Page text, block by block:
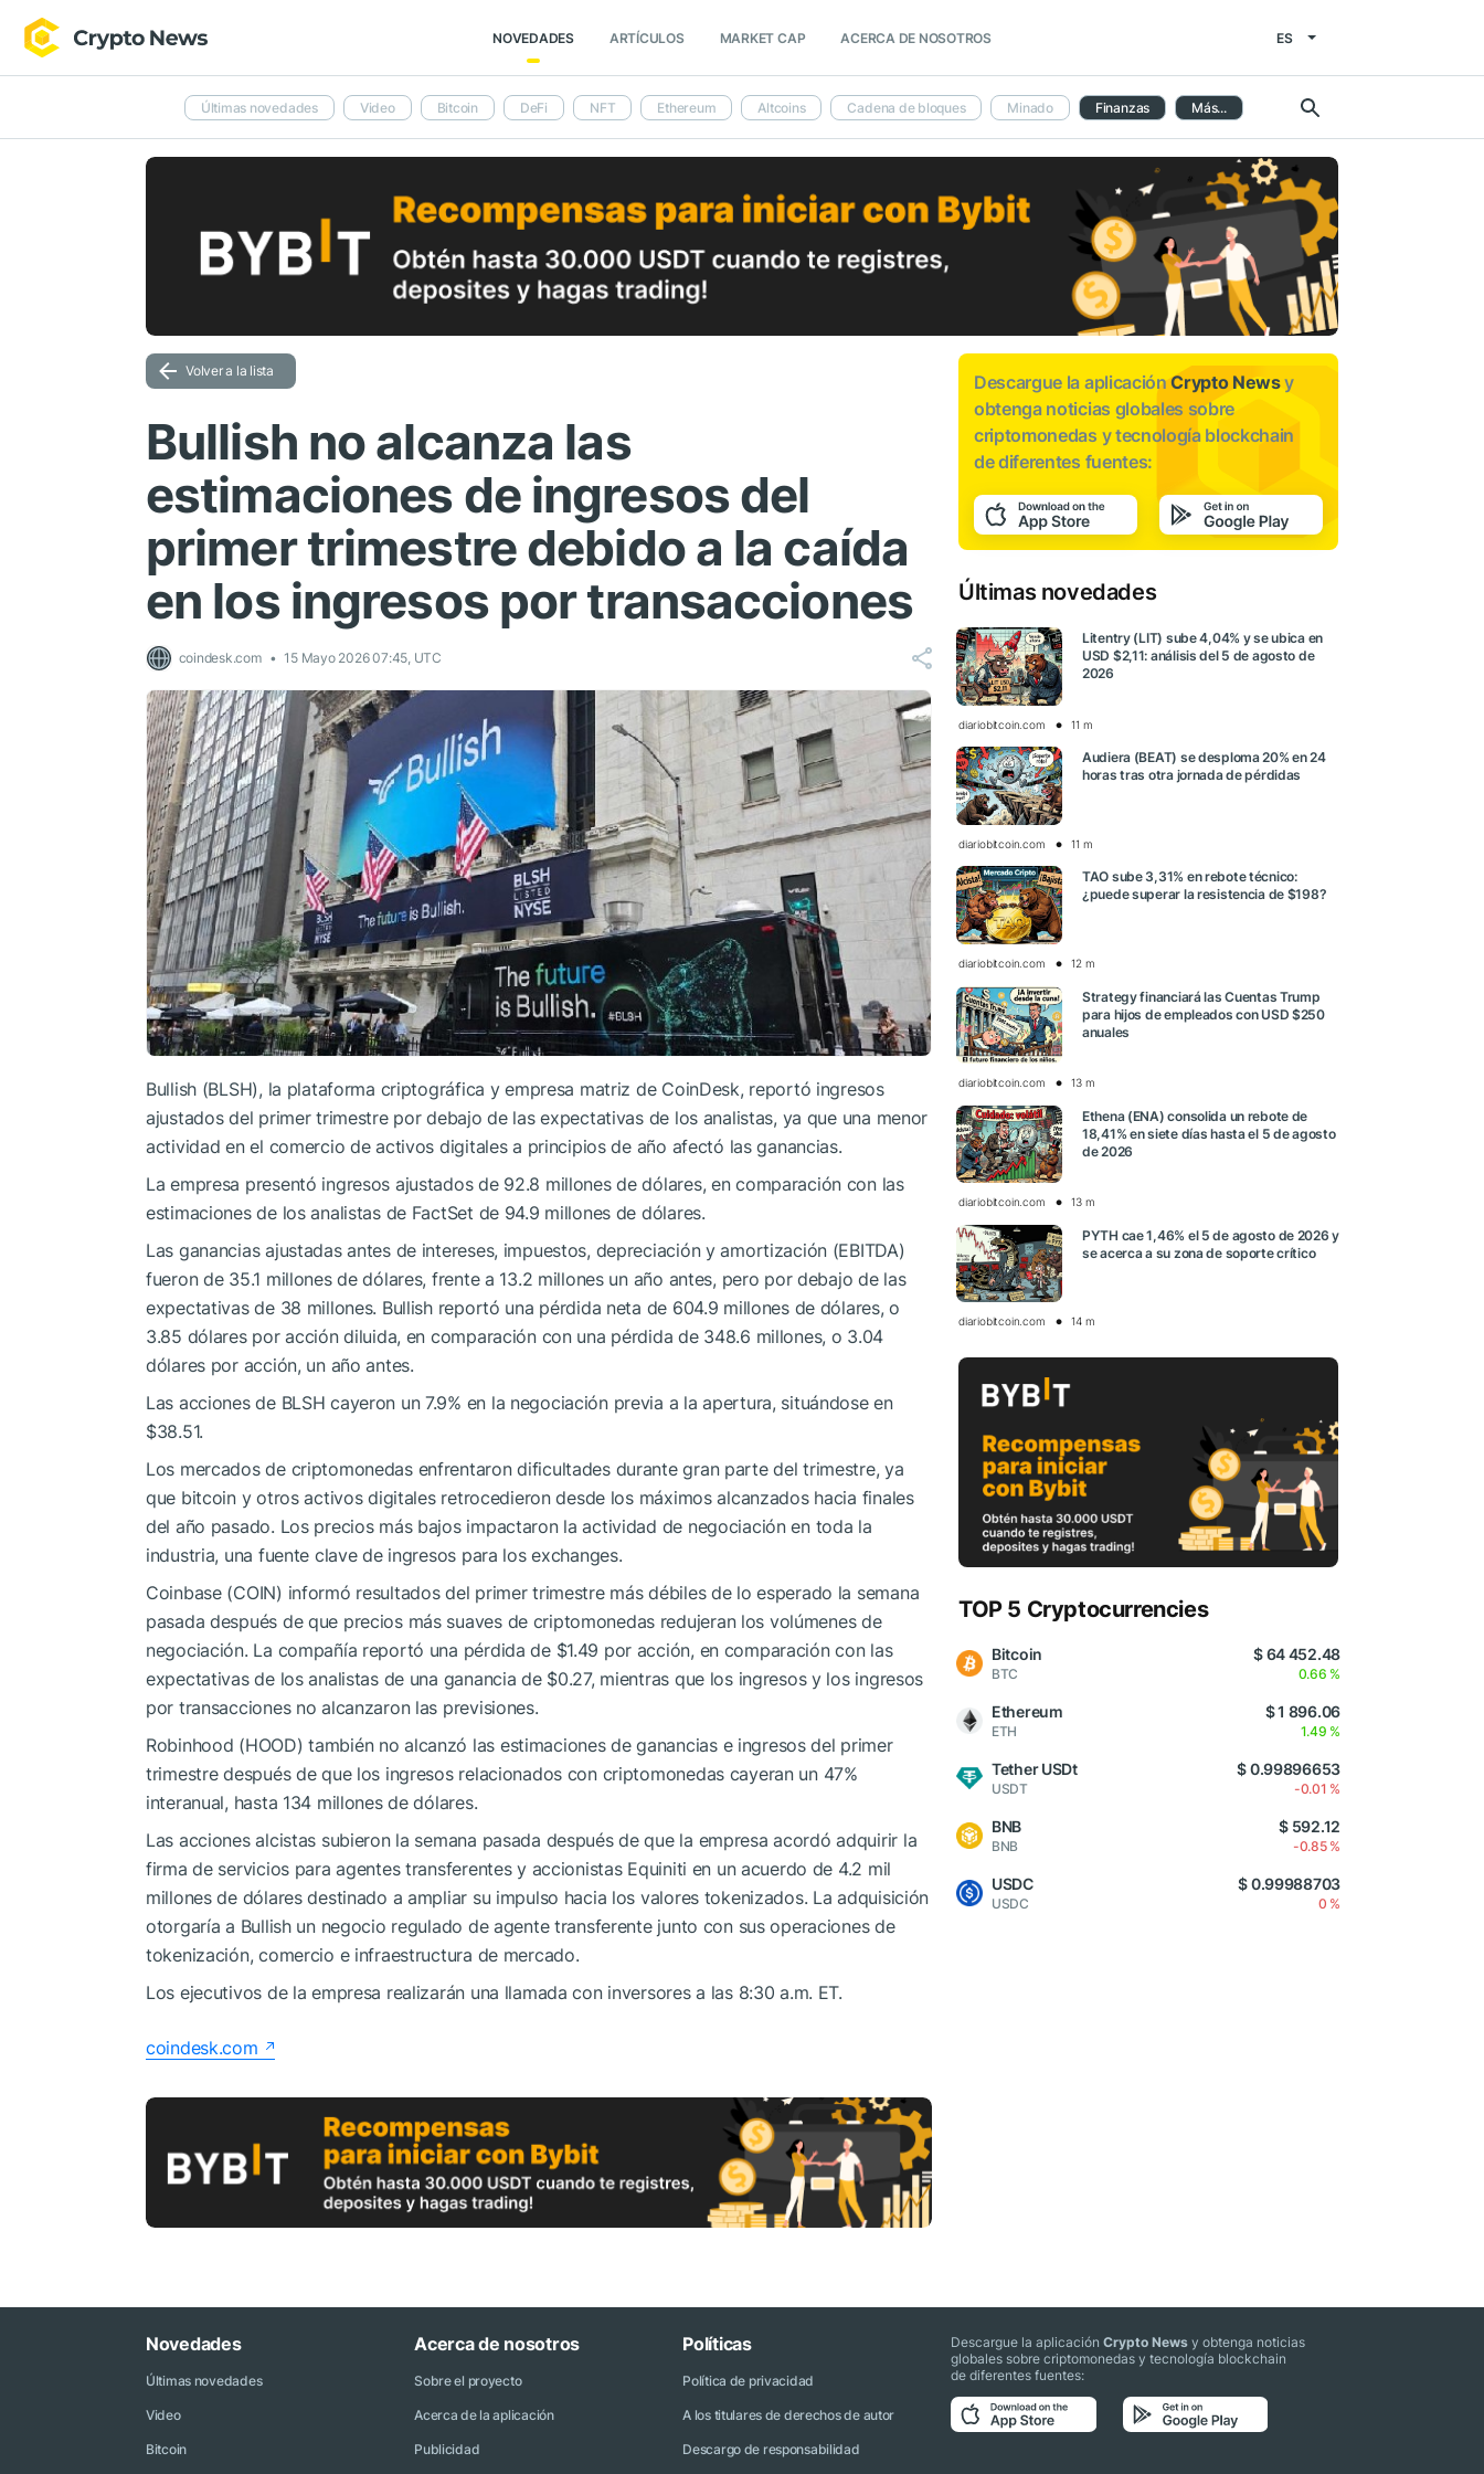
NOVEDADES ARTÍCULOS MARKET CAP ACERCA DE NOSOTROS ES
Últimas novedades Video Bitcoin DeFi NFT Ethereum Altcoins Cadena de bloques Minado Finanzas Más...
Volver a la lista
Bullish no alcanza las
estimaciones de ingresos del
primer trimestre debido a la caída
en los ingresos por transacciones
coindesk.com 15 Mayo 2026 07:45, UTC
Bullish (BLSH), la plataforma criptográfica y empresa matriz de CoinDesk, reportó ingresos
ajustados del primer trimestre por debajo de las expectativas de los analistas, ya que una menor
actividad en el comercio de activos digitales a principios de año afectó las ganancias.
La empresa presentó ingresos ajustados de 92.8 millones de dólares, en comparación con las
estimaciones de los analistas de FactSet de 94.9 millones de dólares.
Las ganancias ajustadas antes de intereses, impuestos, depreciación y amortización (EBITDA)
fueron de 35.1 millones de dólares, frente a 13.2 millones un año antes, pero por debajo de las
expectativas de 38 millones. Bullish reportó una pérdida neta de 604.9 millones de dólares, o
3.85 dólares por acción diluida, en comparación con una pérdida de 348.6 millones, o 3.04
dólares por acción, un año antes.
Las acciones de BLSH cayeron un 7.9% en la negociación previa a la apertura, situándose en
$38.51.
Los mercados de criptomonedas enfrentaron dificultades durante gran parte del trimestre, ya
que bitcoin y otros activos digitales retrocedieron desde los máximos alcanzados hacia finales
del año pasado. Los precios más bajos impactaron la actividad de negociación en toda la
industria, una fuente clave de ingresos para los exchanges.
Coinbase (COIN) informó resultados del primer trimestre más débiles de lo esperado la semana
pasada después de que precios más suaves de criptomonedas redujeran los volúmenes de
negociación. La compañía reportó una pérdida de $1.49 por acción, en comparación con las
expectativas de los analistas de una ganancia de $0.27, mientras que los ingresos y los ingresos
por transacciones no alcanzaron las previsiones.
Robinhood (HOOD) también no alcanzó las estimaciones de ganancias e ingresos del primer
trimestre después de que los ingresos relacionados con criptomonedas cayeran un 47%
interanual, hasta 134 millones de dólares.
Las acciones alcistas subieron la semana pasada después de que la empresa acordó adquirir la
firma de servicios para agentes transferentes y accionistas Equiniti en un acuerdo de 4.2 mil
millones de dólares destinado a ampliar su impulso hacia los valores tokenizados. La adquisición
otorgaría a Bullish un negocio regulado de agente transferente junto con sus operaciones de
tokenización, comercio e infraestructura de mercado.
Los ejecutivos de la empresa realizarán una llamada con inversores a las 8:30 a.m. ET.
coindesk.com
Descargue la aplicaciónCrypto Newsy
obtenga noticias globales sobre
criptomonedas y tecnología blockchain
de diferentes fuentes:
Últimas novedades
Litentry (LIT) sube 4,04% y se ubica en
USD $2,11: análisis del 5 de agosto de
2026
diariobitcoin.com 11 m
Audiera (BEAT) se desploma 20% en 24
horas tras otra jornada de pérdidas
diariobitcoin.com 11 m
TAO sube 3,31% en rebote técnico:
¿puede superar la resistencia de $198?
diariobitcoin.com 12 m
Strategy financiará las Cuentas Trump
para hijos de empleados con USD $250
anuales
diariobitcoin.com 13 m
Ethena (ENA) consolida un rebote de
18,41% en siete días hasta el 5 de agosto
de 2026
diariobitcoin.com 13 m
PYTH cae 1,46% el 5 de agosto de 2026 y
se acerca a su zona de soporte crítico
diariobitcoin.com 14 m
TOP 5 Cryptocurrencies
Bitcoin
BTC
$ 64 452.48
0.66 %
Ethereum
ETH
$ 1 896.06
1.49 %
Tether USDt
USDT
$ 0.99896653
-0.01 %
BNB
BNB
$ 592.12
-0.85 %
USDC
USDC
$ 0.99988703
0 %
Novedades
Últimas novedades
Video
Bitcoin
Acerca de nosotros
Sobre el proyecto
Acerca de la aplicación
Publicidad
Políticas
Política de privacidad
A los titulares de derechos de autor
Descargo de responsabilidad
Descargue la aplicaciónCrypto News y obtenga noticias
globales sobre criptomonedas y tecnología blockchain
de diferentes fuentes: